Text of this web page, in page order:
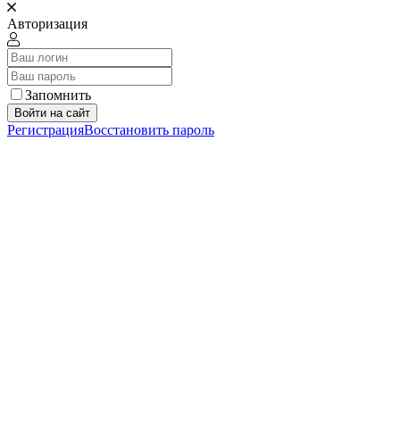
Авторизация
Запомнить
Войти на сайт
РегистрацияВосстановить пароль